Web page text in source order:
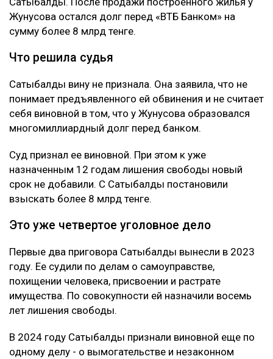
Жунусова остался долг перед «ВТБ Банком» на
сумму более 8 млрд тенге.
Что решила судья
Сатыбалды вину не признала. Она заявила, что не
понимает предъявленного ей обвинения и не считает
себя виновной в том, что у Жунусова образовался
многомиллиардный долг перед банком.
Суд признал ее виновной. При этом к уже
назначенным 12 годам лишения свободы новый
срок не добавили. С Сатыбалды постановили
взыскать более 8 млрд тенге.
Это уже четвертое уголовное дело
Первые два приговора Сатыбалды вынесли в 2023
году. Ее судили по делам о самоуправстве,
похищении человека, присвоении и растрате
имущества. По совокупности ей назначили восемь
лет лишения свободы.
В 2024 году Сатыбалды признали виновной еще по
одному делу - о вымогательстве и незаконном